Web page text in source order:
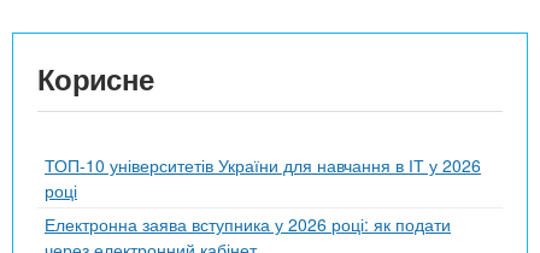
Корисне
ТОП-10 університетів України для навчання в ІТ у 2026
році
Електронна заява вступника у 2026 році: як подати